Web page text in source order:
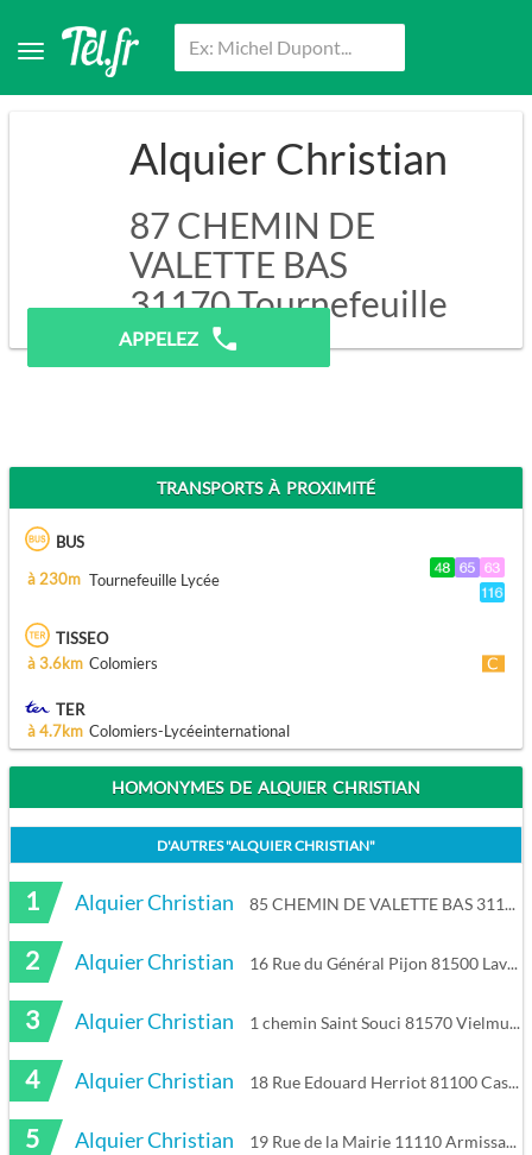
Alquier Christian
87 CHEMIN DE
VALETTE BAS
31170Tournefeuille
APPELEZ
TRANSPORTS À PROXIMITÉ
BUS
à 230m Tournefeuille Lycée
TISSEO
à 3.6km Colomiers
TER
à 4.7km Colomiers-Lycéeinternational
HOMONYMES DE ALQUIER CHRISTIAN
D'AUTRES "ALQUIER CHRISTIAN"
1 Alquier Christian 85 CHEMIN DE VALETTE BAS 31170 Tournefeuille
2 Alquier Christian 16 Rue du Général Pijon 81500 Lavaur
3 Alquier Christian 1 chemin Saint Souci 81570 Vielmur-sur-Agout
4 Alquier Christian 18 Rue Edouard Herriot 81100 Castres
5 Alquier Christian 19 Rue de la Mairie 11110 Armissan